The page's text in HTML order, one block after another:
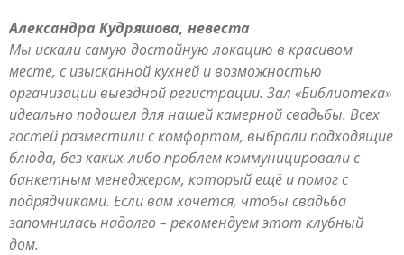
Александра Кудряшова, невеста
Мы искали самую достойную локацию в красивом
месте, с изысканной кухней и возможностью
организации выездной регистрации. Зал «Библиотека»
идеально подошел для нашей камерной свадьбы. Всех
гостей разместили с комфортом, выбрали подходящие
блюда, без каких-либо проблем коммуницировали с
банкетным менеджером, который ещё и помог с
подрядчиками. Если вам хочется, чтобы свадьба
запомнилась надолго – рекомендуем этот клубный
дом.